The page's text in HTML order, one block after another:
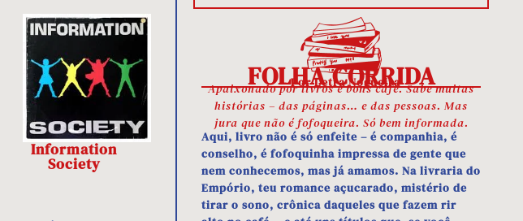
Information
Society
FOLHA CORRIDA
- Por Letra Nogueira
Apaixonado por livros e bons café. Sabe muitas
histórias – das páginas… e das pessoas. Mas
jura que não é fofoqueira. Só bem informada.
Aqui, livro não é só enfeite – é companhia, é
conselho, é fofoquinha impressa de gente que
nem conhecemos, mas já amamos. Na livraria do
Empório, teu romance açucarado, mistério de
tirar o sono, crônica daqueles que fazem rir